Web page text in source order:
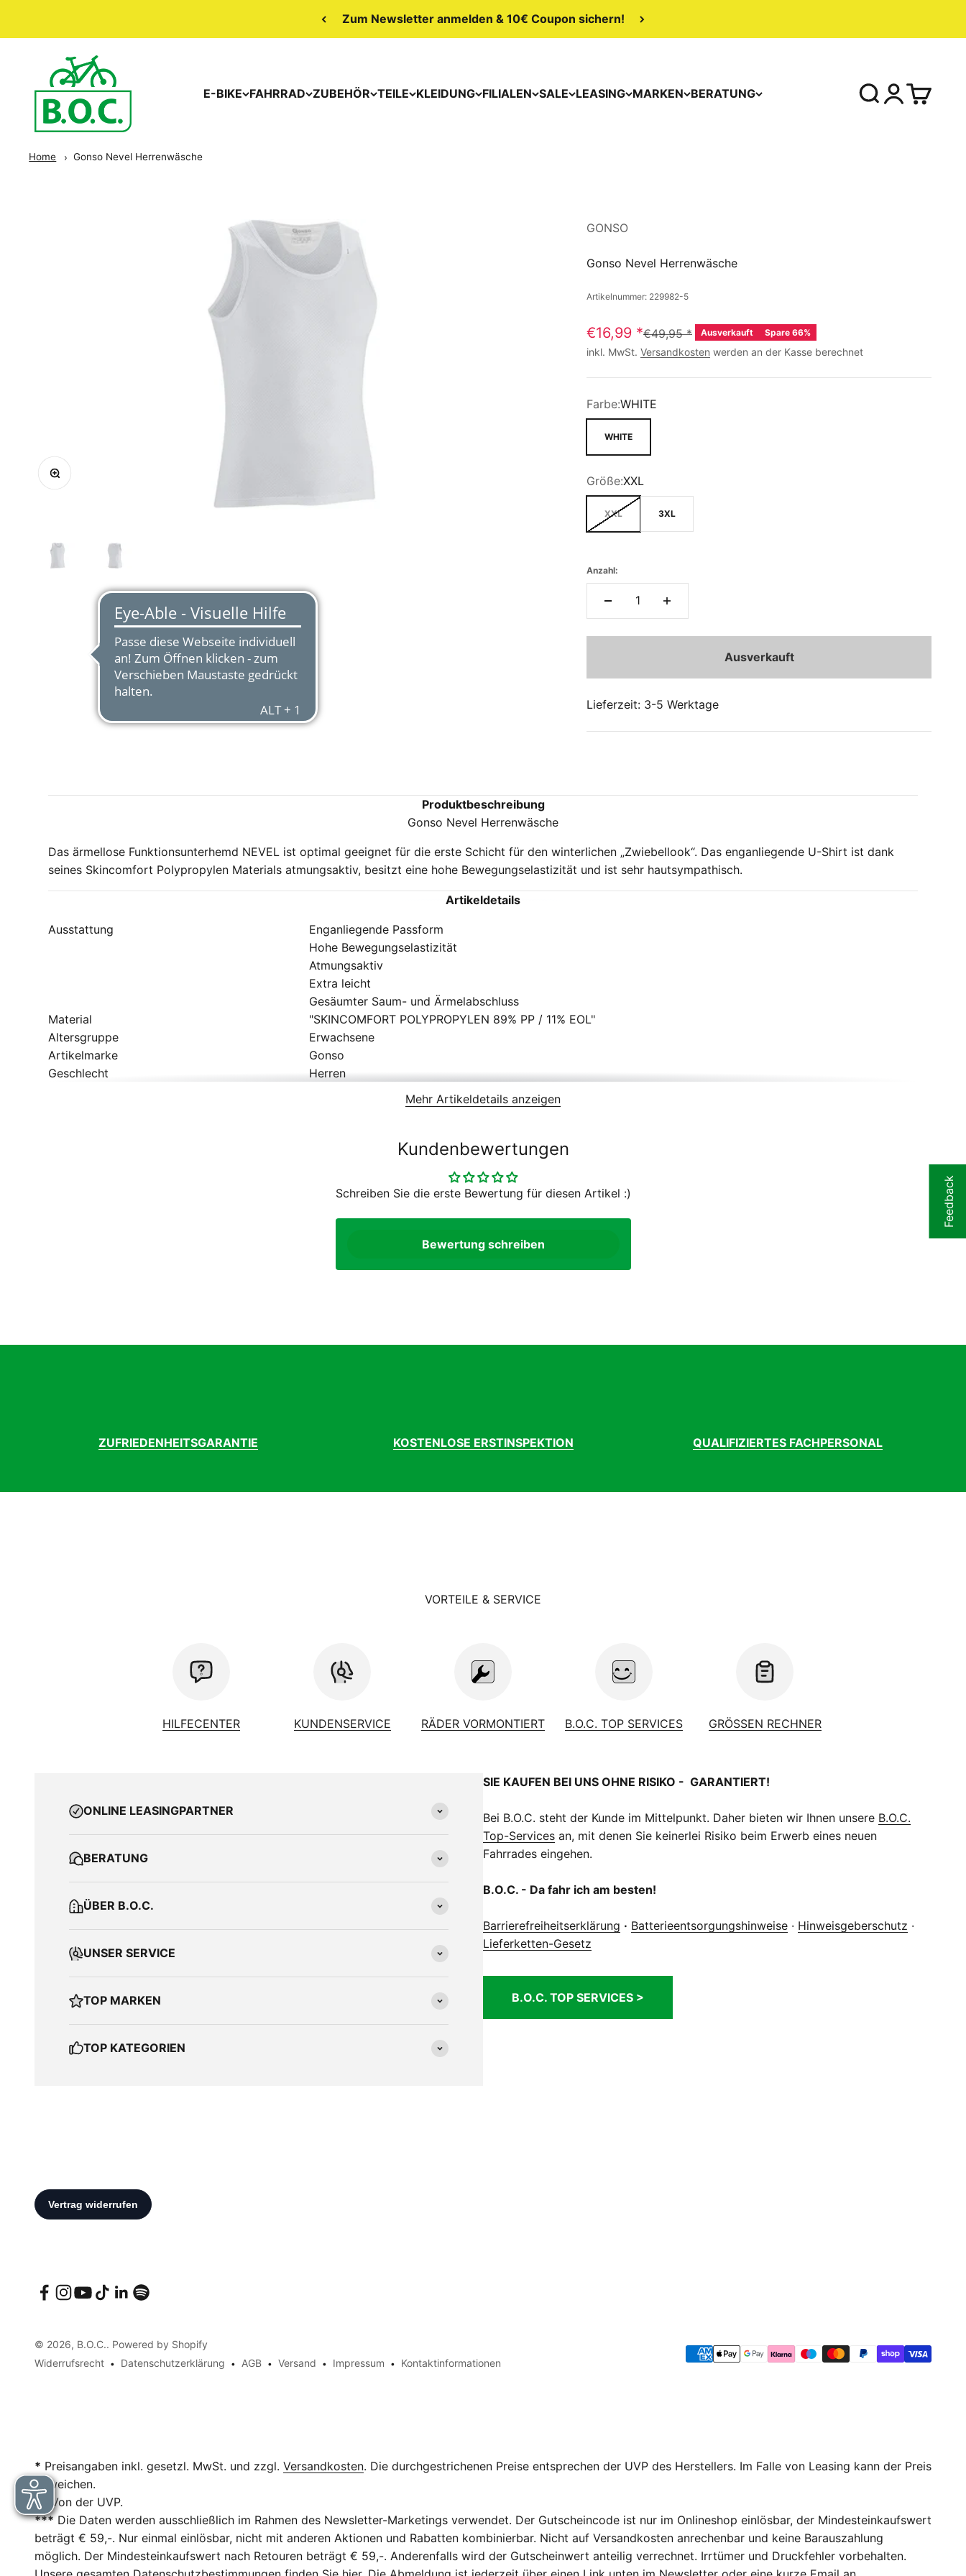
Zum Newsletter anmelden & 10€ Coupon sichern!
E-BIKE FAHRRAD ZUBEHÖR TEILE KLEIDUNG FILIALEN SALE LEASING MARKEN BERATUNG
Home Gonso Nevel Herrenwäsche
GONSO
Gonso Nevel Herrenwäsche
Artikelnummer: 229982-5
€16,99 *€49,95* Ausverkauft Spare 66%
inkl. MwSt. Versandkosten werden an der Kasse berechnet
Farbe:WHITE
WHITE
Größe:XXL
XXL 3XL
Anzahl:
Ausverkauft
Lieferzeit: 3-5 Werktage
Produktbeschreibung
Gonso Nevel Herrenwäsche
Das ärmellose Funktionsunterhemd NEVEL ist optimal geeignet für die erste Schicht für den winterlichen „Zwiebellook“. Das enganliegende U-Shirt ist dank
seines Skincomfort Polypropylen Materials atmungsaktiv, besitzt eine hohe Bewegungselastizität und ist sehr hautsympathisch.
Artikeldetails
Ausstattung
Enganliegende Passform
Hohe Bewegungselastizität
Atmungsaktiv
Extra leicht
Gesäumter Saum- und Ärmelabschluss
Material
"SKINCOMFORT POLYPROPYLEN 89% PP / 11% EOL"
Altersgruppe
Erwachsene
Artikelmarke
Gonso
Geschlecht
Herren
Mehr Artikeldetails anzeigen
Kundenbewertungen
Schreiben Sie die erste Bewertung für diesen Artikel :)
Bewertung schreiben
ZUFRIEDENHEITSGARANTIE KOSTENLOSE ERSTINSPEKTION QUALIFIZIERTES FACHPERSONAL
VORTEILE & SERVICE
HILFECENTER KUNDENSERVICE RÄDER VORMONTIERT B.O.C. TOP SERVICES GRÖSSEN RECHNER
SIE KAUFEN BEI UNS OHNE RISIKO - GARANTIERT!
Bei B.O.C. steht der Kunde im Mittelpunkt. Daher bieten wir Ihnen unsere B.O.C.
Top-Services an, mit denen Sie keinerlei Risiko beim Erwerb eines neuen
Fahrrades eingehen.
B.O.C. - Da fahr ich am besten!
Barrierefreiheitserklärung · Batterieentsorgungshinweise · Hinweisgeberschutz ·
Lieferketten-Gesetz
B.O.C. TOP SERVICES >
ONLINE LEASINGPARTNER
BERATUNG
ÜBER B.O.C.
UNSER SERVICE
TOP MARKEN
TOP KATEGORIEN
© 2026, B.O.C.. Powered by Shopify
Widerrufsrecht
Datenschutzerklärung AGB Versand Impressum Kontaktinformationen
* Preisangaben inkl. gesetzl. MwSt. und zzgl. Versandkosten. Die durchgestrichenen Preise entsprechen der UVP des Herstellers. Im Falle von Leasing kann der Preis
abweichen.
**
Von der UVP.
***Die Daten werden ausschließlich im Rahmen des Newsletter-Marketings verwendet. Der Gutscheincode ist nur im Onlineshop einlösbar, der Mindesteinkaufswert
beträgt € 59,-. Nur einmal einlösbar, nicht mit anderen Aktionen und Rabatten kombinierbar. Nicht auf Versandkosten anrechenbar und keine Barauszahlung
möglich. Der Mindesteinkaufswert nach Retouren beträgt € 59,-. Anderenfalls wird der Gutscheinwert anteilig verrechnet. Irrtümer und Druckfehler vorbehalten.
Feedback